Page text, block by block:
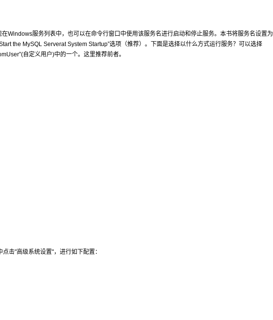
Windows服务列表中，也可以在命令行窗口中使用该服务名进行启动和停止服务。本书将服务名设置为
the MySQL Serverat System Startup”选项（推荐）。下面是选择以什么方式运行服务？可以选择
自定义用户)中的一个。这里推荐前者。
"高级系统设置"，进行如下配置：